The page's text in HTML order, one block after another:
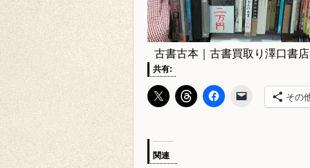
古書古本｜古書買取り澤口書店
共有:
その
関連